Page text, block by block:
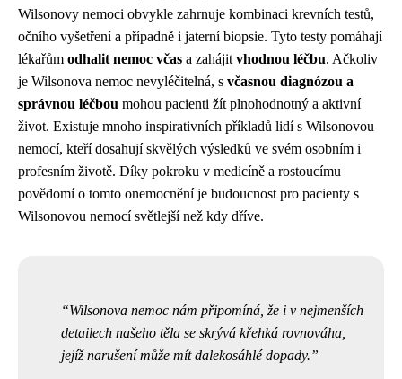
Wilsonovy nemoci obvykle zahrnuje kombinaci krevních testů,
očního vyšetření a případně i jaterní biopsie. Tyto testy pomáhají
lékařům odhalit nemoc včas a zahájit vhodnou léčbu. Ačkoliv
je Wilsonova nemoc nevyléčitelná, s včasnou diagnózou a
správnou léčbou mohou pacienti žít plnohodnotný a aktivní
život. Existuje mnoho inspirativních příkladů lidí s Wilsonovou
nemocí, kteří dosahují skvělých výsledků ve svém osobním i
profesním životě. Díky pokroku v medicíně a rostoucímu
povědomí o tomto onemocnění je budoucnost pro pacienty s
Wilsonovou nemocí světlejší než kdy dříve.
Wilsonova nemoc nám připomíná, že i v nejmenších
detailech našeho těla se skrývá křehká rovnováha,
jejíž narušení může mít dalekosáhlé dopady.